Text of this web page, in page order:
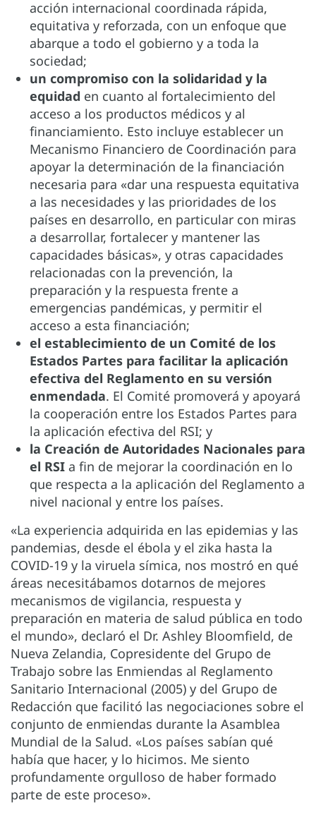
acción internacional coordinada rápida,
equitativa y reforzada, con un enfoque que
abarque a todo el gobierno y a toda la
sociedad;
un compromiso con la solidaridad y la
equidad en cuanto al fortalecimiento del
acceso a los productos médicos y al
financiamiento. Esto incluye establecer un
Mecanismo Financiero de Coordinación para
apoyar la determinación de la financiación
necesaria para «dar una respuesta equitativa
a las necesidades y las prioridades de los
países en desarrollo, en particular con miras
a desarrollar, fortalecer y mantener las
capacidades básicas», y otras capacidades
relacionadas con la prevención, la
preparación y la respuesta frente a
emergencias pandémicas, y permitir el
acceso a esta financiación;
el establecimiento de un Comité de los
Estados Partes para facilitar la aplicación
efectiva del Reglamento en su versión
enmendada. El Comité promoverá y apoyará
la cooperación entre los Estados Partes para
la aplicación efectiva del RSI; y
la Creación de Autoridades Nacionales para
el RSI a fin de mejorar la coordinación en lo
que respecta a la aplicación del Reglamento a
nivel nacional y entre los países.
«La experiencia adquirida en las epidemias y las
pandemias, desde el ébola y el zika hasta la
COVID-19 y la viruela símica, nos mostró en qué
áreas necesitábamos dotarnos de mejores
mecanismos de vigilancia, respuesta y
preparación en materia de salud pública en todo
el mundo», declaró el Dr. Ashley Bloomfield, de
Nueva Zelandia, Copresidente del Grupo de
Trabajo sobre las Enmiendas al Reglamento
Sanitario Internacional (2005) y del Grupo de
Redacción que facilitó las negociaciones sobre el
conjunto de enmiendas durante la Asamblea
Mundial de la Salud. «Los países sabían qué
había que hacer, y lo hicimos. Me siento
profundamente orgulloso de haber formado
parte de este proceso».